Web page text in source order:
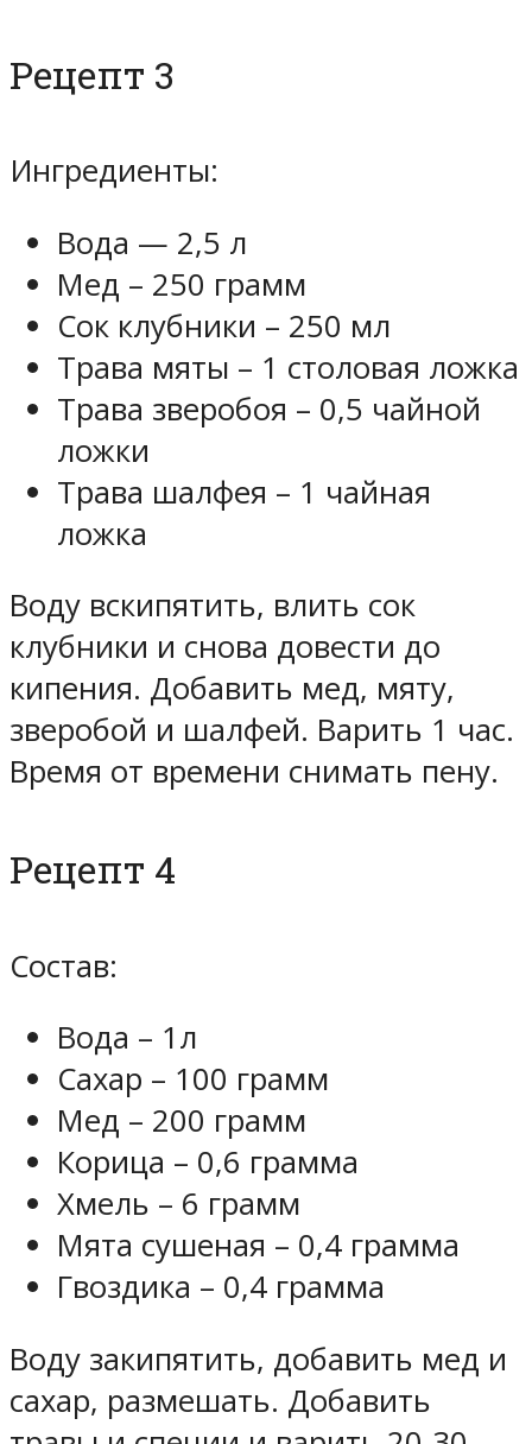
Рецепт 3
Ингредиенты:
Вода — 2,5 л
Мед – 250 грамм
Сок клубники – 250 мл
Трава мяты – 1 столовая ложка
Трава зверобоя – 0,5 чайной
ложки
Трава шалфея – 1 чайная
ложка
Воду вскипятить, влить сок
клубники и снова довести до
кипения. Добавить мед, мяту,
зверобой и шалфей. Варить 1 час.
Время от времени снимать пену.
Рецепт 4
Состав:
Вода – 1л
Сахар – 100 грамм
Мед – 200 грамм
Корица – 0,6 грамма
Хмель – 6 грамм
Мята сушеная – 0,4 грамма
Гвоздика – 0,4 грамма
Воду закипятить, добавить мед и
сахар, размешать. Добавить